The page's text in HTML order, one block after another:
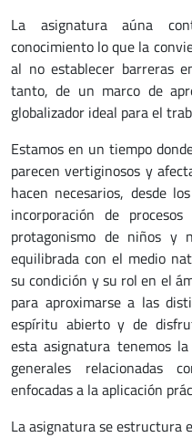
La asignatura aúna
conocimiento lo que la
al no establecer barreras
tanto, de un marco de
globalizador ideal para el
Estamos en un tiempo
parecen vertiginosos y
hacen necesarios, desde
incorporación de
protagonismo de niños y
equilibrada con el medio
su condición y su rol en el
para aproximarse a las
espíritu abierto y de
esta asignatura tenemos
generales relacionadas
enfocadas a la aplicación
La asignatura se estructura